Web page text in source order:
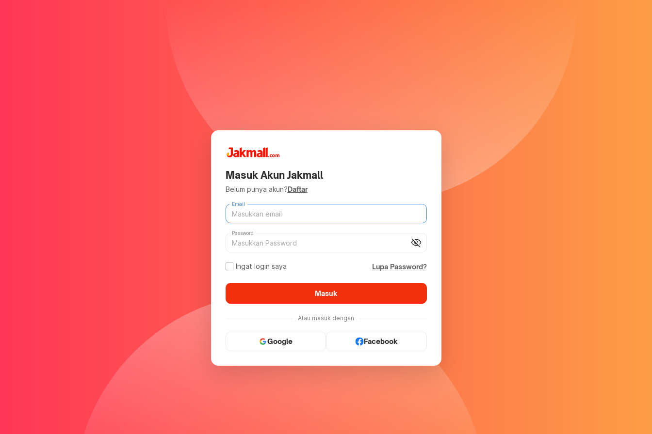
Masuk Akun Jakmall
Belum punya akun?Daftar
Email
visibility_off
Password
Ingat login saya Lupa Password?
Masuk
Atau masuk dengan
Google Facebook